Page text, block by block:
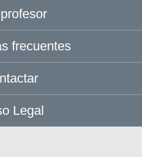
frecuentes
Legal